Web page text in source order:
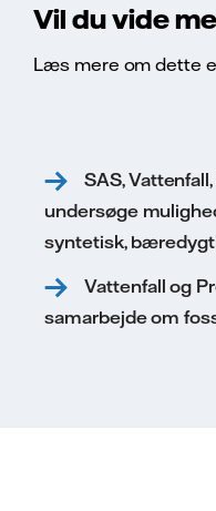
Vil du vide
Læs mere om dette
SAS,
undersøge
syntetisk,
Vattenfall og
samarbejde om